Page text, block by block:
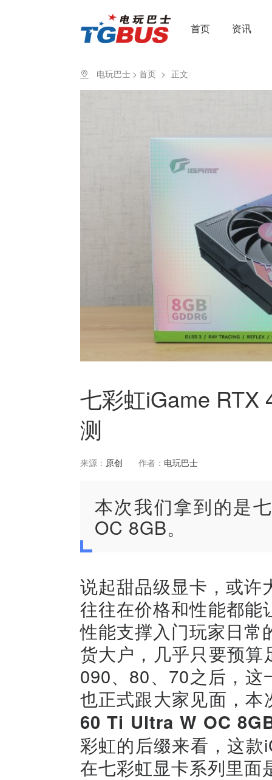
首页 资讯
电玩巴士 > 首页 > 正文
七彩虹iGame RTX
测
来源： 原创 作者： 电玩巴士
本次我们拿到的是
OC 8GB。
说起甜品级显卡，或许
往往在价格和性能都
性能支撑入门玩家日常
货大户，几乎只要预
090、80、70之后，
也正式跟大家见面，本
60 Ti Ultra W OC
彩虹的后缀来看，这
在七彩虹显卡系列里面